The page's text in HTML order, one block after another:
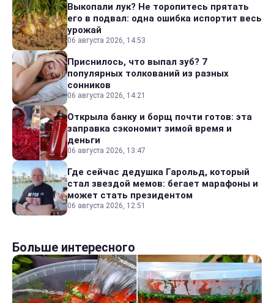
Выкопали лук? Не торопитесь прятать
его в подвал: одна ошибка испортит весь
урожай
06 августа 2026, 14:53
Приснилось, что выпал зуб? 7
популярных толкований из разных
сонников
06 августа 2026, 14:21
Открыла банку и борщ почти готов: эта
заправка сэкономит зимой время и
деньги
06 августа 2026, 13:47
Где сейчас дедушка Гарольд, который
стал звездой мемов: бегает марафоны и
может стать президентом
06 августа 2026, 12:51
Больше интересного